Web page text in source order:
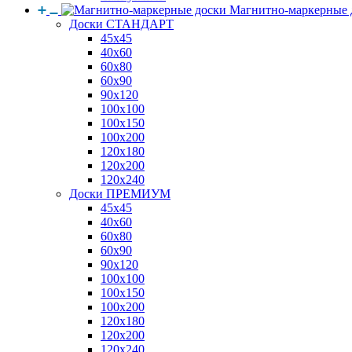
Магнитно-маркерные
Доски СТАНДАРТ
45x45
40x60
60x80
60x90
90x120
100x100
100x150
100x200
120x180
120x200
120x240
Доски ПРЕМИУМ
45x45
40x60
60x80
60x90
90x120
100x100
100x150
100x200
120x180
120x200
120x240